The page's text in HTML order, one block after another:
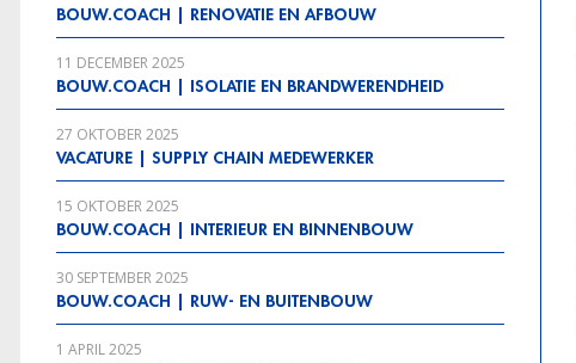
BOUW.COACH | RENOVATIE EN AFBOUW
11 DECEMBER 2025
BOUW.COACH | ISOLATIE EN BRANDWERENDHEID
27 OKTOBER 2025
VACATURE | SUPPLY CHAIN MEDEWERKER
15 OKTOBER 2025
BOUW.COACH | INTERIEUR EN BINNENBOUW
30 SEPTEMBER 2025
BOUW.COACH | RUW- EN BUITENBOUW
1 APRIL 2025